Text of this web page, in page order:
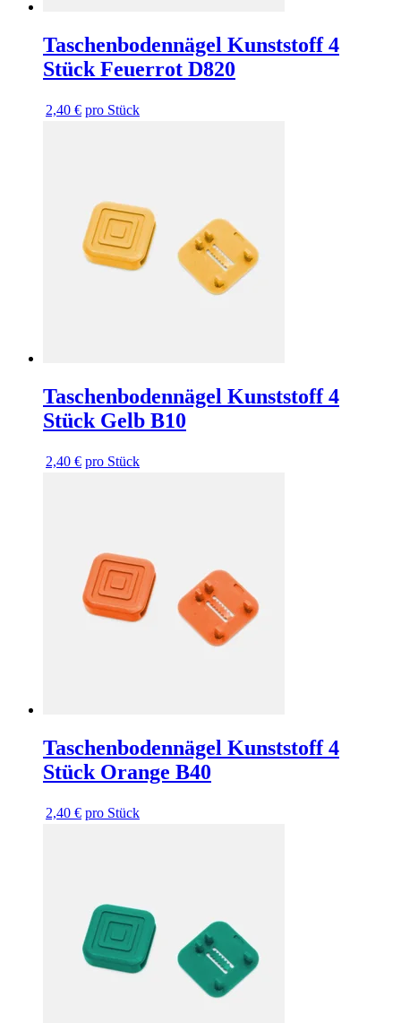
Taschenbodennägel Kunststoff 4
Stück Feuerrot D820
2,40 € pro Stück
Taschenbodennägel Kunststoff 4
Stück Gelb B10
2,40 € pro Stück
Taschenbodennägel Kunststoff 4
Stück Orange B40
2,40 € pro Stück